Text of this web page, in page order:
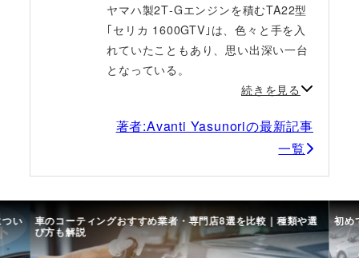
ヤマハ製2T‐Gエンジンを積むTA22型
｢セリカ 1600GTV｣は、色々と手を入
れていたこともあり、思い出深い一台
となっている。
続きを見る
著者:Avanti Yasunoriの最新記事
一覧
い 車のコーティングおすすめ業者・専門店8選を比較｜種類や選
び方も解説
初め